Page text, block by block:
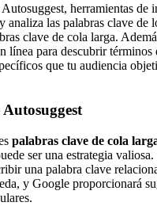
herramientas de
analiza las palabras clave de
clave de cola larga.
línea para descubrir términos
que tu audiencia
palabras clave de cola
ser una estrategia
una palabra clave
y Google proporcionará